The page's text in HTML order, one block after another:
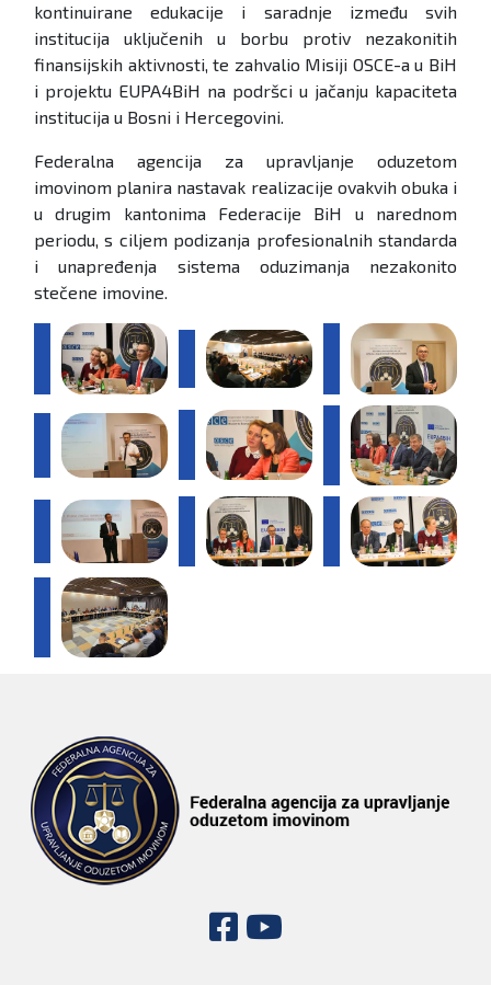
kontinuirane edukacije i saradnje između svih
institucija uključenih u borbu protiv nezakonitih
finansijskih aktivnosti, te zahvalio Misiji OSCE-a u BiH
i projektu EUPA4BiH na podršci u jačanju kapaciteta
institucija u Bosni i Hercegovini.
Federalna agencija za upravljanje oduzetom
imovinom planira nastavak realizacije ovakvih obuka i
u drugim kantonima Federacije BiH u narednom
periodu, s ciljem podizanja profesionalnih standarda
i unapređenja sistema oduzimanja nezakonito
stečene imovine.